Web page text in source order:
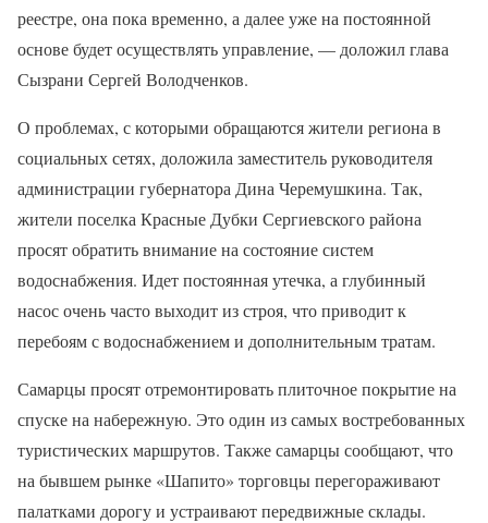
реестре, она пока временно, а далее уже на постоянной
основе будет осуществлять управление, — доложил глава
Сызрани Сергей Володченков.
О проблемах, с которыми обращаются жители региона в
социальных сетях, доложила заместитель руководителя
администрации губернатора Дина Черемушкина. Так,
жители поселка Красные Дубки Сергиевского района
просят обратить внимание на состояние систем
водоснабжения. Идет постоянная утечка, а глубинный
насос очень часто выходит из строя, что приводит к
перебоям с водоснабжением и дополнительным тратам.
Самарцы просят отремонтировать плиточное покрытие на
спуске на набережную. Это один из самых востребованных
туристических маршрутов. Также самарцы сообщают, что
на бывшем рынке «Шапито» торговцы перегораживают
палатками дорогу и устраивают передвижные склады.